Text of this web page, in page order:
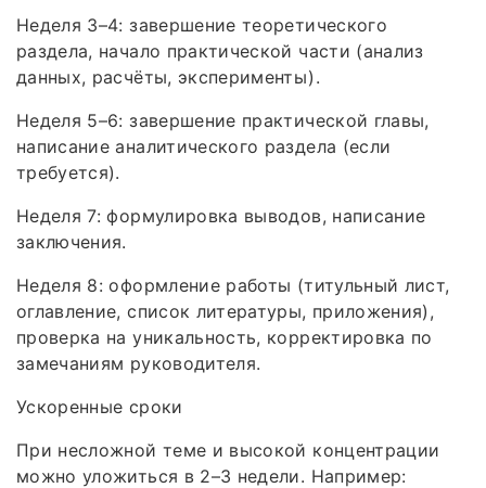
Неделя 3–4: завершение теоретического
раздела, начало практической части (анализ
данных, расчёты, эксперименты).
Неделя 5–6: завершение практической главы,
написание аналитического раздела (если
требуется).
Неделя 7: формулировка выводов, написание
заключения.
Неделя 8: оформление работы (титульный лист,
оглавление, список литературы, приложения),
проверка на уникальность, корректировка по
замечаниям руководителя.
Ускоренные сроки
При несложной теме и высокой концентрации
можно уложиться в 2–3 недели. Например: